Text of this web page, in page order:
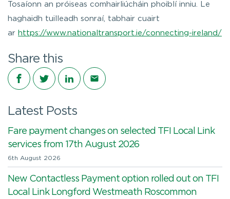
Tosaíonn an próiseas comhairliúcháin phoiblí inniu. Le
haghaidh tuilleadh sonraí, tabhair cuairt
ar https://www.nationaltransport.ie/connecting-ireland/
Share this
Share on Facebook
Share on Twitter
Share on LinkedIn
Share via email
Latest Posts
Fare payment changes on selected TFI Local Link
services from 17th August 2026
6th August 2026
New Contactless Payment option rolled out on TFI
Local Link Longford Westmeath Roscommon